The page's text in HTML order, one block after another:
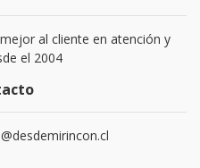
al cliente en atención y
el 2004